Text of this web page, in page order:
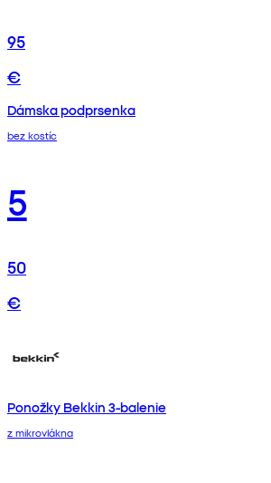
95
€
Dámska podprsenka
bez kostíc
5
50
€
Ponožky Bekkin 3-balenie
z mikrovlákna